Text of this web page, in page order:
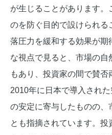
が生じることがあります。
のを防ぐ目的で設けられ
落圧力を緩和する効果が期
な視点で見ると、市場の
もあり、投資家の間で賛否
2010年に日本で導入され
の安定に寄与したものの、
とも指摘されています。